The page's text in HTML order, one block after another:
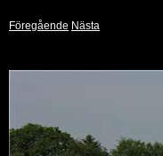
Föregående Nästa